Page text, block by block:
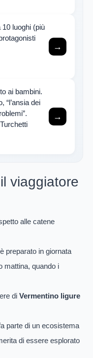
luoghi (più
→
ai bambini.
“l’ansia dei
→
viaggiatore
alle catene
preparato in giornata
mattina, quando i
di Vermentino ligure
parte di un ecosistema
di essere esplorato